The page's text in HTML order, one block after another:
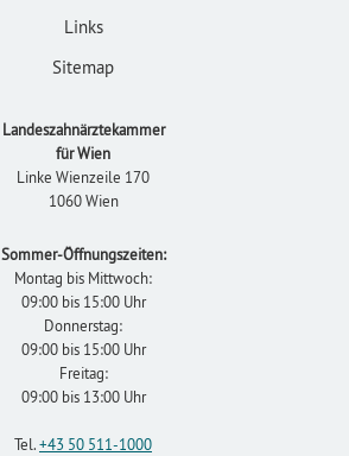
Links
Sitemap
Landeszahnärztekammer
für Wien
Linke Wienzeile 170
1060 Wien
Sommer-Öffnungszeiten:
Montag bis Mittwoch:
09:00 bis 15:00 Uhr
Donnerstag:
09:00 bis 15:00 Uhr
Freitag:
09:00 bis 13:00 Uhr
Tel.+43 50 511-1000